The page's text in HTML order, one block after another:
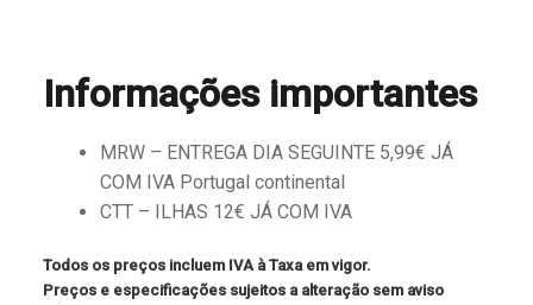
Informações importantes
MRW – ENTREGA DIA SEGUINTE 5,99€ JÁ
COM IVA Portugal continental
CTT – ILHAS 12€ JÁ COM IVA
Todos os preços incluem IVA à Taxa em vigor.
Preços e especificações sujeitos a alteração sem aviso